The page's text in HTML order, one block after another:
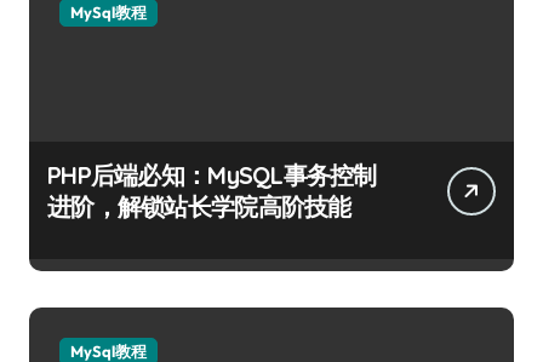
MySql教程
PHP后端必知：MySQL事务控制
进阶，解锁站长学院高阶技能
MySql教程